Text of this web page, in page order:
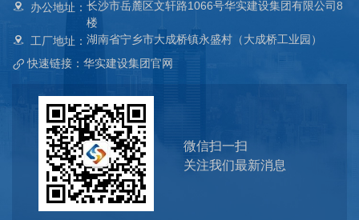
办公地址： 长沙市岳麓区文轩路1066号华实建设集团有限公司8
楼
工厂地址： 湖南省宁乡市大成桥镇永盛村（大成桥工业园）
快速链接：华实建设集团官网
微信扫一扫
关注我们最新消息